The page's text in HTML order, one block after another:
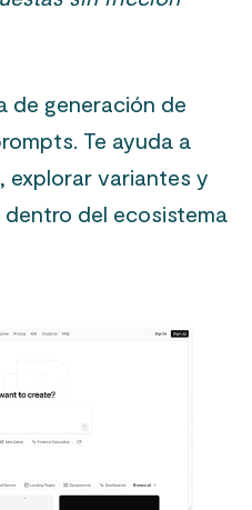
de generación de
Te ayuda a
explorar variantes y
del ecosistema